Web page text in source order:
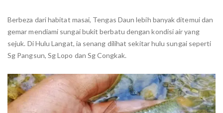
Berbeza dari habitat masai, Tengas Daun lebih banyak ditemui dan
gemar mendiami sungai bukit berbatu dengan kondisi air yang
sejuk. Di Hulu Langat, ia senang dilihat sekitar hulu sungai seperti
Sg Pangsun, Sg Lopo dan Sg Congkak.